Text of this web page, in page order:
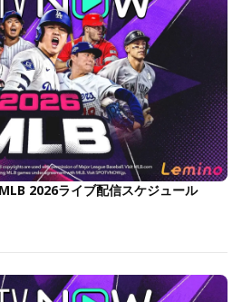
2026ライブ配信スケジュール